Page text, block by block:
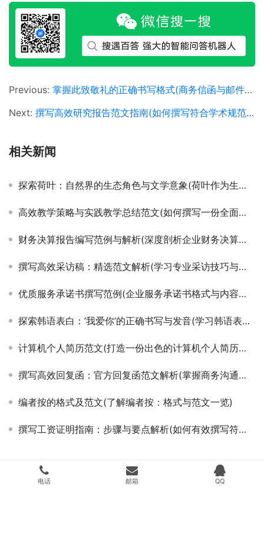
Previous: 掌握此致敬礼的正确书写格式(商务信函与邮件中此致敬礼的标准格式详解)
Next: 撰写高效研究报告范文指南(如何撰写符合学术规范的研究报告范文详解)
相关新闻
探索荷叶：自然界的生态角色与文学意象(荷叶作为生态系统中不可或缺的一环及其文学表达的多样性)
高效教学策略与实践教学总结范文(如何撰写一份全面反映教学成果的教学总结长文)
财务决算报告编写范例与解析(深度剖析企业财务决算报告撰写技巧与范例)
撰写高效采访稿：精选范文解析(学习专业采访技巧与优秀范文实例)
优质服务承诺书撰写范例(企业服务承诺书格式与内容深度解析)
探索韩语表白：’我爱你’的正确书写与发音(学习韩语表白’我爱你’的浪漫表达与文化含义)
计算机个人简历范文(打造一份出色的计算机个人简历范文)
撰写高效回复函：官方回复函范文解析(掌握商务沟通技巧：精选回复函范文与撰写要点)
编者按的格式及范文(了解编者按：格式与范文一览)
撰写工资证明指南：步骤与要点解析(如何有效撰写符合要求的个人工资证明信)
Copyright © 2024 搜遇科技 版权所有湘ICP备20009536号 Powered by
电话 邮箱 QQ